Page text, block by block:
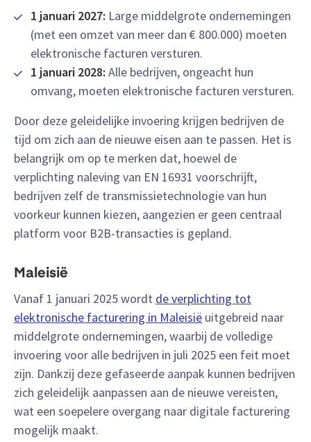
1 januari 2027: Large middelgrote ondernemingen
(met een omzet van meer dan € 800.000) moeten
elektronische facturen versturen.
1 januari 2028: Alle bedrijven, ongeacht hun
omvang, moeten elektronische facturen versturen.
Door deze geleidelijke invoering krijgen bedrijven de
tijd om zich aan de nieuwe eisen aan te passen. Het is
belangrijk om op te merken dat, hoewel de
verplichting naleving van EN 16931 voorschrijft,
bedrijven zelf de transmissietechnologie van hun
voorkeur kunnen kiezen, aangezien er geen centraal
platform voor B2B-transacties is gepland.
Maleisië
Vanaf 1 januari 2025 wordt de verplichting tot
elektronische facturering in Maleisië uitgebreid naar
middelgrote ondernemingen, waarbij de volledige
invoering voor alle bedrijven in juli 2025 een feit moet
zijn. Dankzij deze gefaseerde aanpak kunnen bedrijven
zich geleidelijk aanpassen aan de nieuwe vereisten,
wat een soepelere overgang naar digitale facturering
mogelijk maakt.